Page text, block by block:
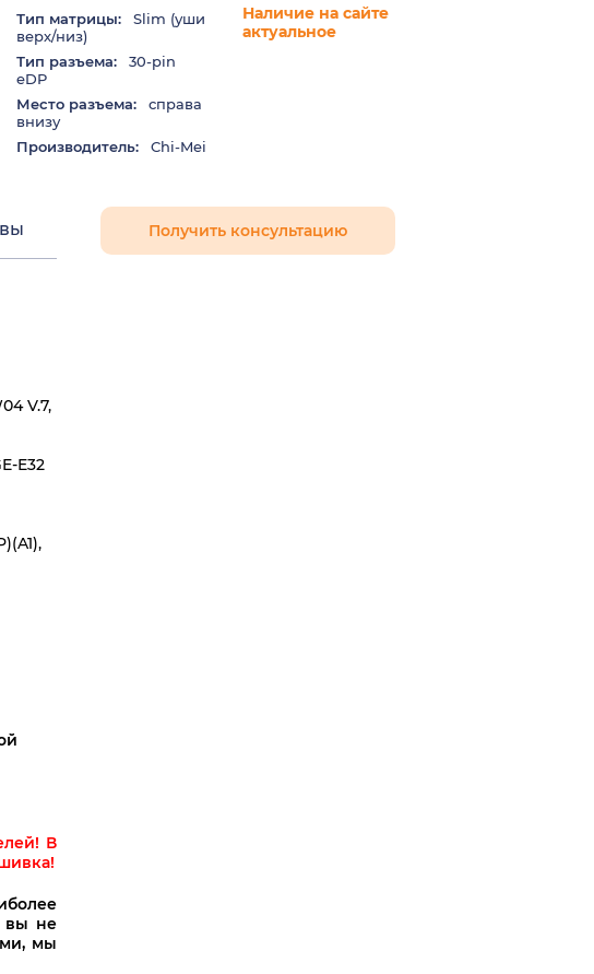
Тип матрицы:
Slim (уши
верх/низ)
Тип разъема:
30-pin
eDP
Место разъема:
справа
внизу
Производитель: Chi-Mei
Наличие на сайте
актуальное
V.7,
E32
В
вы не
мы
Получить консультацию